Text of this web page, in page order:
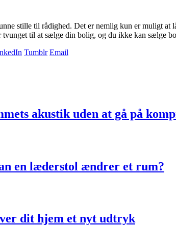
stille til rådighed. Det er nemlig kun er muligt
tvunget til at sælge din bolig, og du ikke kan sælge
Tumblr Email
akustik uden at gå på
en læderstol ændrer et rum?
dit hjem et nyt udtryk